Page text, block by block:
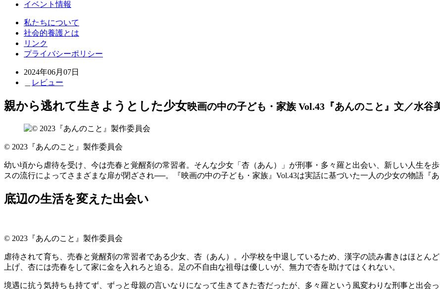
イベント情報
私たちについて
社会的養護とは
リンク
プライバシーポリシー
2024年06月07日
レビュー
親から逃れて生きようとした少女映画の中の子ども・家族 Vol.43『あんのこと』文／水谷
© 2023『あんのこと』製作委員会
幼い頃から虐待を受け、今は売春と覚醒剤の常習者。そんな少女 「杏（あん）」 が刑事・多々羅と出会い、新しい人生を
スの流行によってさまざまな扉が閉ざされ──。『映画の中の子ども・家族』Vol.43は実話に基づいた一人の少女の物語『あ
底辺の生活を変えた出会い
© 2023『あんのこと』製作委員会
虐待されて育ち、売春と覚醒剤の常習者である少女、杏（あん）。小学校を中退しているため、漢字の読み書きはほとん
上げ、杏には売春をして家に金を入れろと迫る。足の不自由な祖母は優しいが、無力で杏を助けてはくれない。
境遇に抗う気持ちも持てず、ずっと母親の言いなりになって生きてきた杏だったが、多々羅という風変わりな刑事と出会